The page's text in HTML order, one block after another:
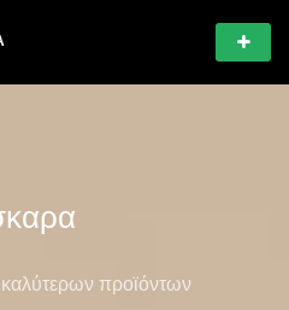
καλύτερων προϊόντων